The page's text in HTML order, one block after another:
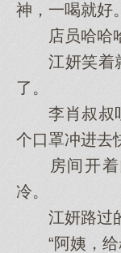
神，一喝就好
店员哈哈哈
江妍笑着就
了。
李肖叔叔吐
个口罩冲进去
房间开着
冷。
江妍路过的
“阿姨，给